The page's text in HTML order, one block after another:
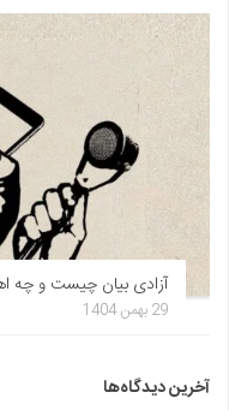
آزادی بیان چیست و چه
29 بهمن 1404
آخرین دیدگاه‌ها